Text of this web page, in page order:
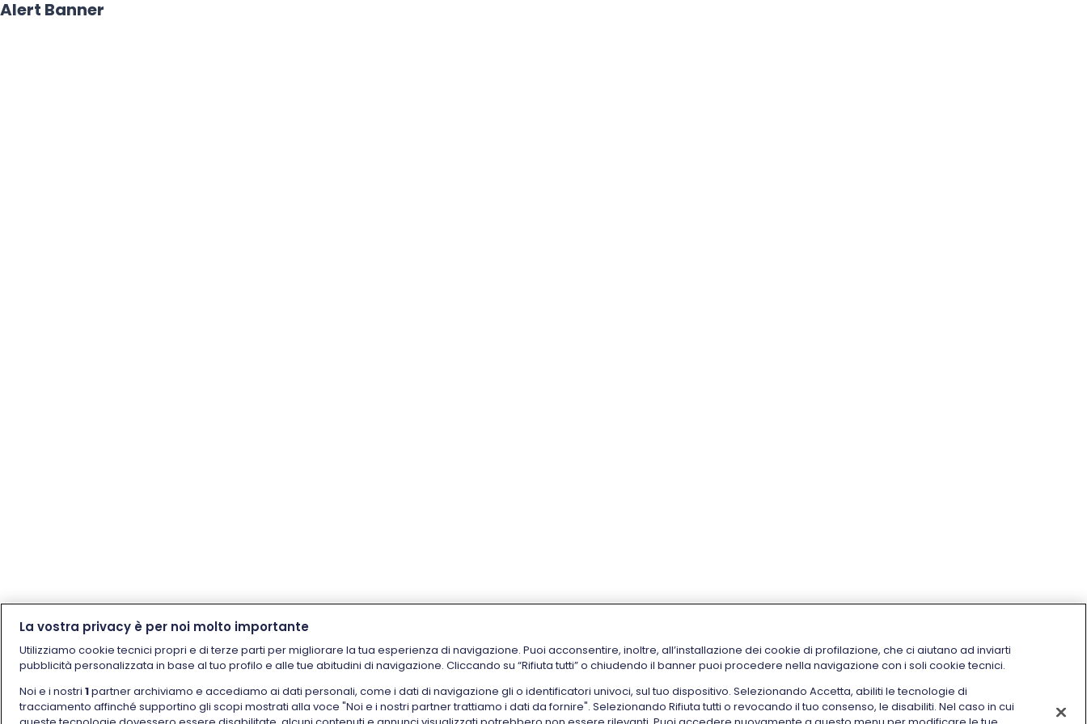
Alert Banner
La vostra privacy è per noi molto importante
Utilizziamo cookie tecnici propri e di terze parti per migliorare la tua esperienza di navigazione. Puoi acconsentire, inoltre, all’installazione dei cookie di profilazione, che ci aiutano ad inviarti
pubblicità personalizzata in base al tuo profilo e alle tue abitudini di navigazione. Cliccando su “Rifiuta tutti” o chiudendo il banner puoi procedere nella navigazione con i soli cookie tecnici.
Noi e i nostri 1partner archiviamo e accediamo ai dati personali, come i dati di navigazione gli o identificatori univoci, sul tuo dispositivo. Selezionando Accetta, abiliti le tecnologie di
tracciamento affinché supportino gli scopi mostrati alla voce "Noi e i nostri partner trattiamo i dati da fornire". Selezionando Rifiuta tutti o revocando il tuo consenso, le disabiliti. Nel caso in cui